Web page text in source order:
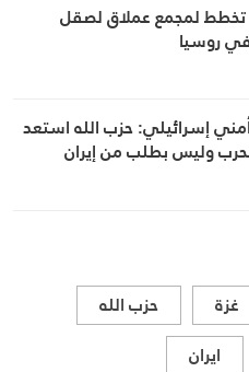
تخطط لمجمع عملاق لصقل
روسيا
إسرائيلي: حزب الله استعد
وليس بطلب من إيران
غزة
حزب الله
ايران